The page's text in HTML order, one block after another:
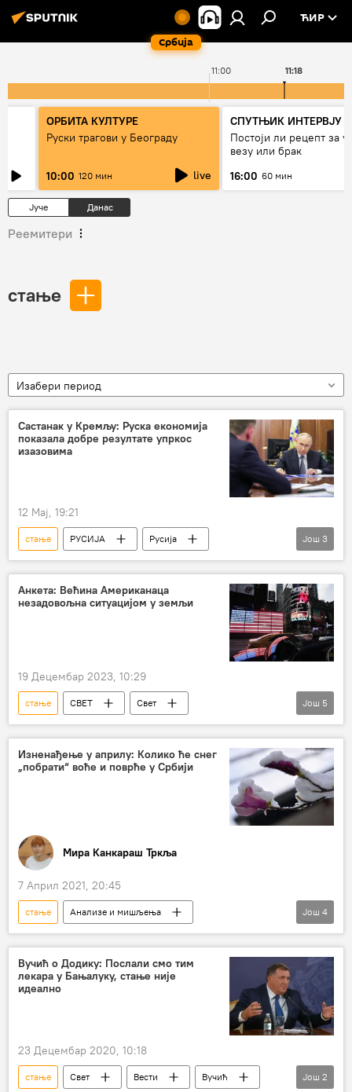
Србија
ЋИР
11:00 11:18
ОРБИТА КУЛТУРЕ
Руски трагови у Београду
10:00 120 мин live
СПУТЊИК ИНТЕРВЈУ
Постоји ли рецепт за
везу или брак
16:00 60 мин
Јуче Данас
Реемитери
стање
Изабери период
Састанак у Кремљу: Руска економија
показала добре резултате упркос
изазовима
12 Мај, 19:21
стање РУСИЈА
Русија
Русија – економија
Владимир Путин
привреда
Још 3
Анкета: Већина Американаца
незадовољна ситуацијом у земљи
19 Децембар 2023, 10:29
стање СВЕТ
Свет
Свет – економија
САД
Америка
Фокс њуз
анкета
Још 5
Изненађење у априлу: Колико ће снег
„побрати“ воће и поврће у Србији
Мира Канкараш Тркља
7 Април 2021, 20:45
стање
Анализе и мишљења
Коментари и Аналитика
снег
мраз
воће и поврће
Још 4
Вучић о Додику: Послали смо тим
лекара у Бањалуку, стање није
идеално
23 Децембар 2020, 10:18
стање Свет Вести
Вучић
Још 2